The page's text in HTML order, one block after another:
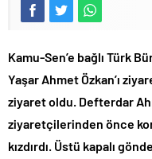
Kamu-Sen’e bağlı Türk
Yaşar Ahmet Özkan’ı
ziyaret oldu. Defterdar
ziyaretçilerinden önce
kızdırdı. Üstü kapalı